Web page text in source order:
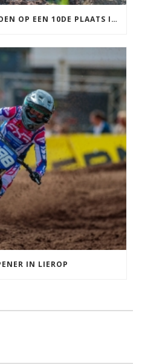
SHANA BEGINT HET SEIZOEN OP EEN 10DE PLAATS IN FRANKRIJK
IN LIEROP